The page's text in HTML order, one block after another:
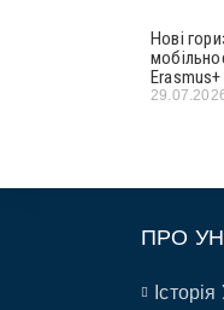
Нові
Erasmus+
ПРО